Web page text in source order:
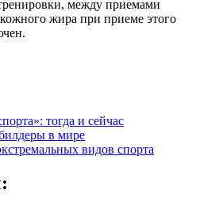
между приемами
жира при приеме этого
тогда и сейчас
в мире
видов спорта